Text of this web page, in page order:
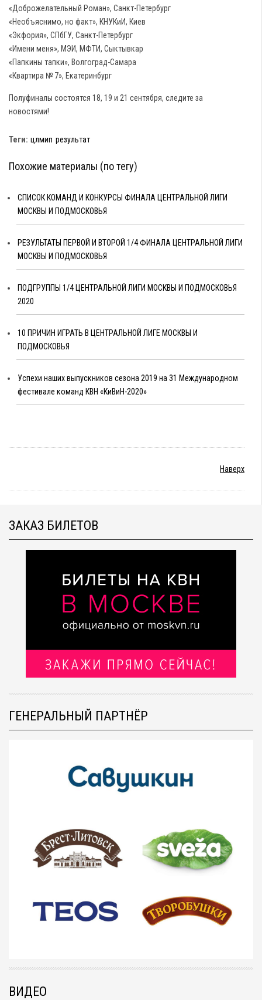
«Доброжелательный Роман», Санкт-Петербург
«Необъяснимо, но факт», КНУКиИ, Киев
«Экфория», СПбГУ, Санкт-Петербург
«Имени меня», МЭИ, МФТИ, Сыктывкар
«Папкины тапки», Волгоград-Самара
«Квартира № 7», Екатеринбург
Полуфиналы состоятся 18, 19 и 21 сентября, следите за
новостями!
Теги: цлмип результат
Похожие материалы (по тегу)
СПИСОК КОМАНД И КОНКУРСЫ ФИНАЛА ЦЕНТРАЛЬНОЙ ЛИГИ
МОСКВЫ И ПОДМОСКОВЬЯ
РЕЗУЛЬТАТЫ ПЕРВОЙ И ВТОРОЙ 1/4 ФИНАЛА ЦЕНТРАЛЬНОЙ ЛИГИ
МОСКВЫ И ПОДМОСКОВЬЯ
ПОДГРУППЫ 1/4 ЦЕНТРАЛЬНОЙ ЛИГИ МОСКВЫ И ПОДМОСКОВЬЯ
2020
10 ПРИЧИН ИГРАТЬ В ЦЕНТРАЛЬНОЙ ЛИГЕ МОСКВЫ И
ПОДМОСКОВЬЯ
Успехи наших выпускников сезона 2019 на 31 Международном
фестивале команд КВН «КиВиН-2020»
Наверх
ЗАКАЗ БИЛЕТОВ
ГЕНЕРАЛЬНЫЙ ПАРТНЁР
ВИДЕО